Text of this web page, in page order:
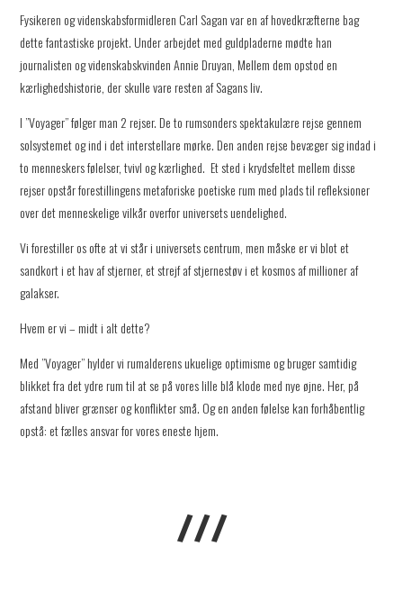
Fysikeren og videnskabsformidleren Carl Sagan var en af hovedkræfterne bag
dette fantastiske projekt. Under arbejdet med guldpladerne mødte han
journalisten og videnskabskvinden Annie Druyan, Mellem dem opstod en
kærlighedshistorie, der skulle vare resten af Sagans liv.
I ”Voyager” følger man 2 rejser. De to rumsonders spektakulære rejse gennem
solsystemet og ind i det interstellare mørke. Den anden rejse bevæger sig indad i
to menneskers følelser, tvivl og kærlighed. Et sted i krydsfeltet mellem disse
rejser opstår forestillingens metaforiske poetiske rum med plads til refleksioner
over det menneskelige vilkår overfor universets uendelighed.
Vi forestiller os ofte at vi står i universets centrum, men måske er vi blot et
sandkort i et hav af stjerner, et strejf af stjernestøv i et kosmos af millioner af
galakser.
Hvem er vi – midt i alt dette?
Med ”Voyager” hylder vi rumalderens ukuelige optimisme og bruger samtidig
blikket fra det ydre rum til at se på vores lille blå klode med nye øjne. Her, på
afstand bliver grænser og konflikter små. Og en anden følelse kan forhåbentlig
opstå: et fælles ansvar for vores eneste hjem.
///